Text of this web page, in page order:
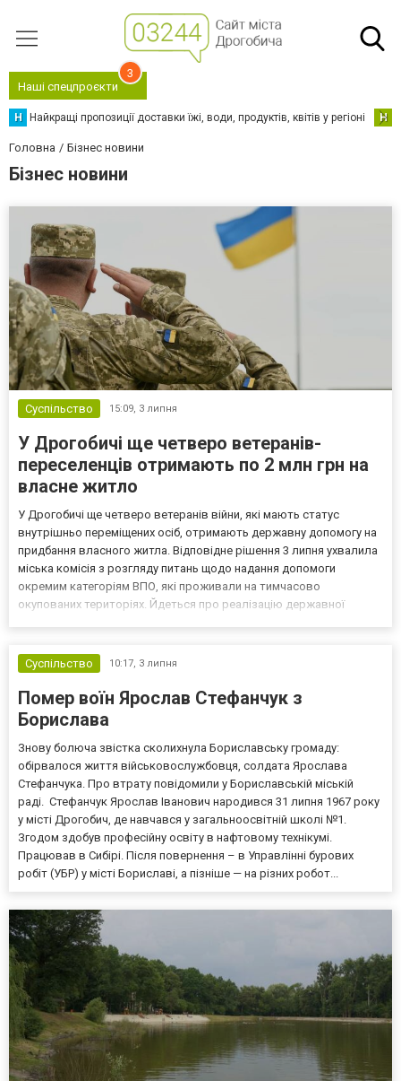
Наші спецпроєкти
3
Н Найкращі пропозиції доставки їжі, води, продуктів, квітів у регіоні Н
Головна Бізнес новини
Бізнес новини
Суспільство 15:09, 3 липня
У Дрогобичі ще четверо ветеранів-
переселенців отримають по 2 млн грн на
власне житло
У Дрогобичі ще четверо ветеранів війни, які мають статус
внутрішньо переміщених осіб, отримають державну допомогу на
придбання власного житла. Відповідне рішення 3 липня ухвалила
міська комісія з розгляду питань щодо надання допомоги
окремим категоріям ВПО, які проживали на тимчасово
окупованих територіях. Йдеться про реалізацію державної
Суспільство
10:17, 3 липня
Помер воїн Ярослав Стефанчук з
Борислава
Знову болюча звістка сколихнула Бориславську громаду:
обірвалося життя військовослужбовця, солдата Ярослава
Стефанчука. Про втрату повідомили у Бориславській міській
раді. Стефанчук Ярослав Іванович народився 31 липня 1967 року
у місті Дрогобич, де навчався у загальноосвітній школі №1.
Згодом здобув професійну освіту в нафтовому технікумі.
Працював в Сибірі. Після повернення – в Управлінні бурових
робіт (УБР) у місті Бориславі, а пізніше — на різних робот...